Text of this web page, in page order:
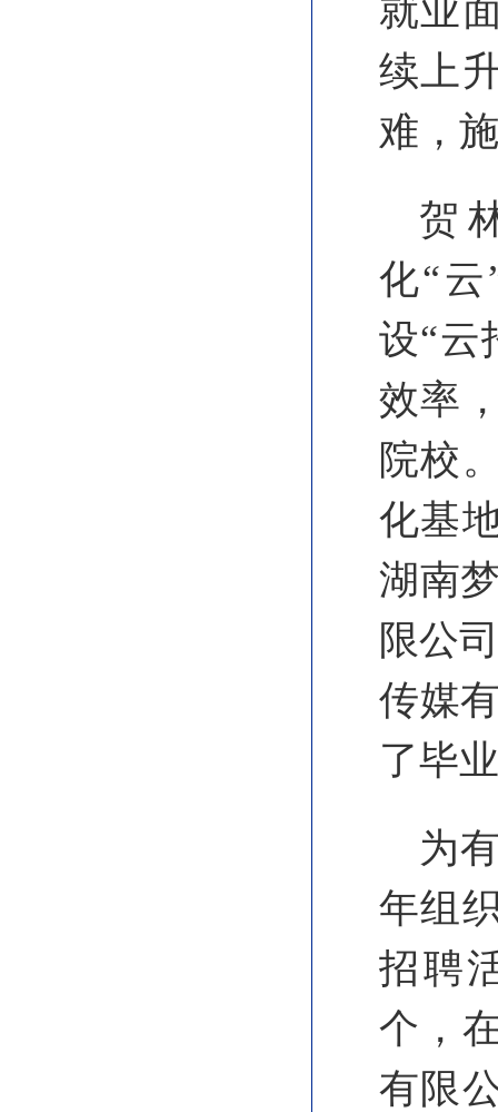
就业
续上
难，
贺
化“
设“云
效率
院校
化基
湖南
限公
传媒
了毕
为
年组
招聘
个，
有限